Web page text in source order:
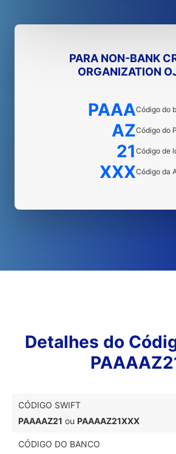
PARA NON-BANK
ORGANIZATION
PAAACódigo do
AZCódigo do
21 Código de
XXXCódigo da
Detalhes do
CÓDIGO SWIFT
PAAAAZ21 ou PAAAAZ21XXX
CÓDIGO DO BANCO